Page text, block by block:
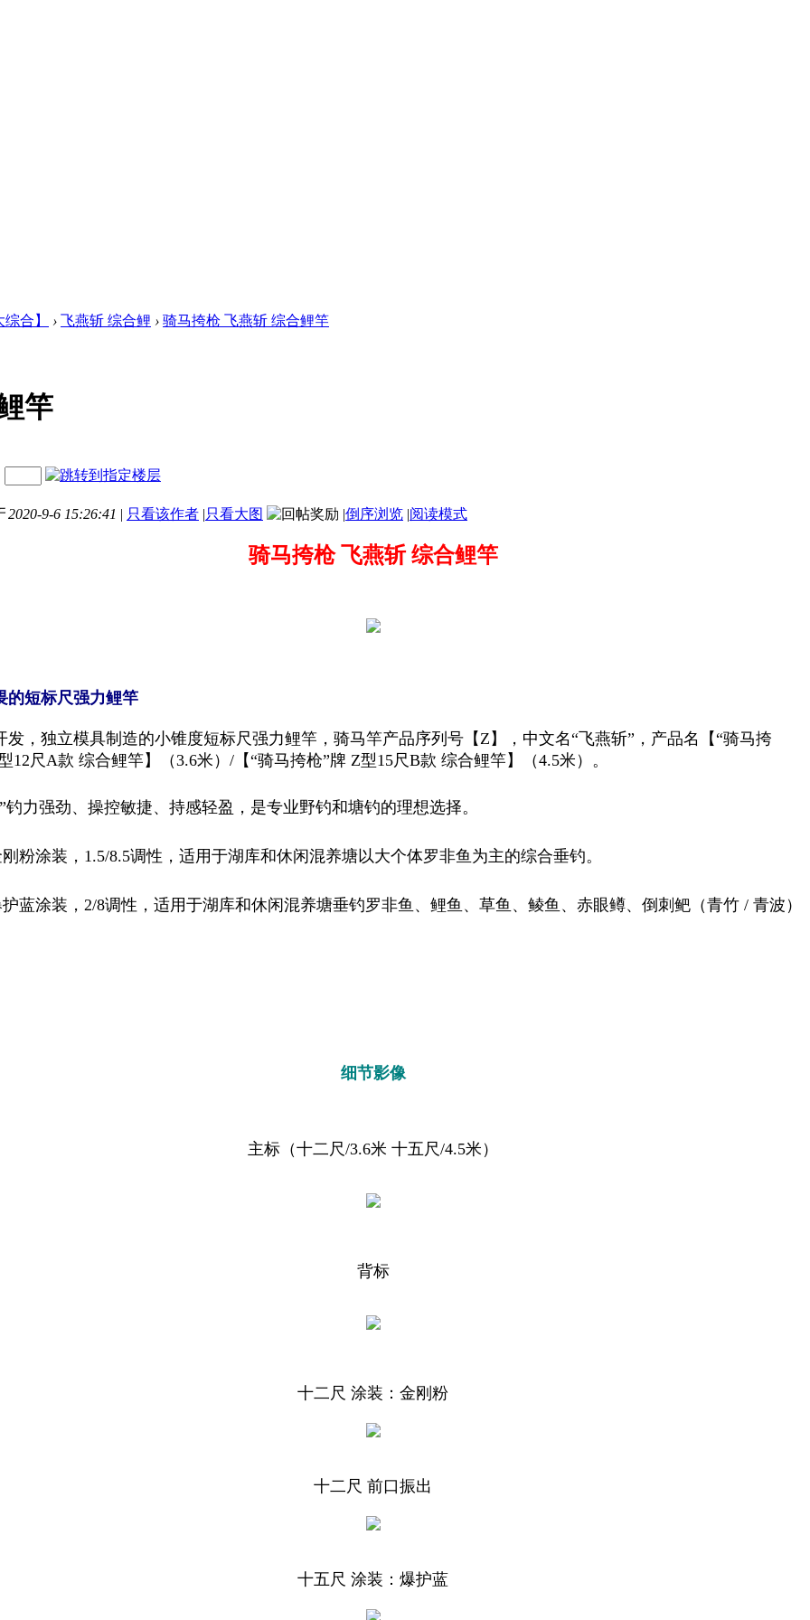
合】 › 飞燕斩 综合鲤 › 骑马挎枪 飞燕斩 综合鲤竿
竿
2020-9-6 15:26:41 | 只看该作者 |只看大图 |倒序浏览 |阅读模式
骑马挎枪 飞燕斩 综合鲤竿
的短标尺强力鲤竿
发，独立模具制造的小锥度短标尺强力鲤竿，骑马竿产品序列号【Z】，中文名“飞燕斩”，产品名【“骑马挎
12尺A款 综合鲤竿】（3.6米）/【“骑马挎枪”牌 Z型15尺B款 综合鲤竿】（4.5米）。
钓力强劲、操控敏捷、持感轻盈，是专业野钓和塘钓的理想选择。
粉涂装，1.5/8.5调性，适用于湖库和休闲混养塘以大个体罗非鱼为主的综合垂钓。
蓝涂装，2/8调性，适用于湖库和休闲混养塘垂钓罗非鱼、鲤鱼、草鱼、鲮鱼、赤眼鳟、倒刺鲃（青竹 / 青波）
细节影像
主标（十二尺/3.6米 十五尺/4.5米）
背标
十二尺 涂装：金刚粉
十二尺 前口振出
十五尺 涂装：爆护蓝